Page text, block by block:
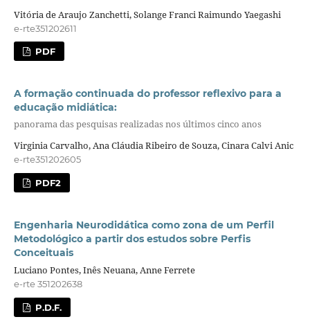
Vitória de Araujo Zanchetti, Solange Franci Raimundo Yaegashi
e-rte351202611
PDF
A formação continuada do professor reflexivo para a
educação midiática:
panorama das pesquisas realizadas nos últimos cinco anos
Virginia Carvalho, Ana Cláudia Ribeiro de Souza, Cinara Calvi Anic
e-rte351202605
PDF2
Engenharia Neurodidática como zona de um Perfil
Metodológico a partir dos estudos sobre Perfis
Conceituais
Luciano Pontes, Inês Neuana, Anne Ferrete
e-rte 351202638
P.D.F.